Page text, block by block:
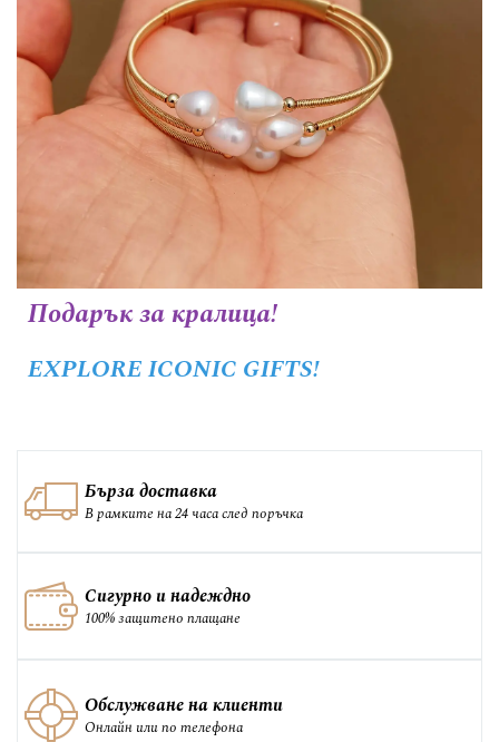
Подарък за кралица!
EXPLORE ICONIC GIFTS!
Бърза доставка
В рамките на 24 часа след поръчка
Сигурно и надеждно
100% защитено плащане
Обслужване на клиенти
Онлайн или по телефона